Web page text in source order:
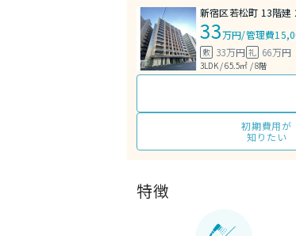
新宿区若松町 13階建
33万円/管理費
敷 33万円 礼 66万円
3LDK / 65.5㎡ / 8階
初期費用が
知りたい
特徴